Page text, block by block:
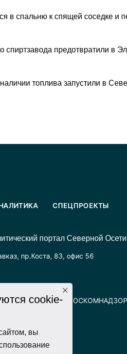
в спальню к спящей соседке и
предотвратили в
топлива запустили в
72025 выдано
СПЕЦПРОЕКТЫ
портал Северной
пр.Коста, 83, офис 56
cookie-
вы